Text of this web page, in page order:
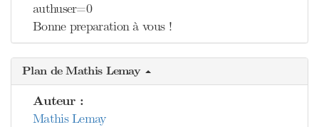
authuser=0
Bonne preparation à vous !
Plan de Mathis Lemay
Auteur :
Mathis Lemay